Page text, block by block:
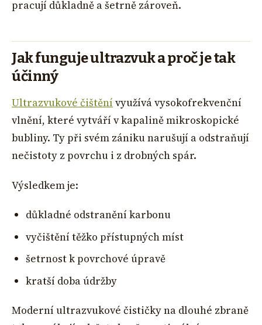
pracují důkladně a šetrně zároveň.
Jak funguje ultrazvuk a proč je tak
účinný
Ultrazvukové čištění využívá vysokofrekvenční
vlnění, které vytváří v kapalině mikroskopické
bubliny. Ty při svém zániku narušují a odstraňují
nečistoty z povrchu i z drobných spár.
Výsledkem je:
důkladné odstranění karbonu
vyčištění těžko přístupných míst
šetrnost k povrchové úpravě
kratší doba údržby
Moderní ultrazvukové čističky na dlouhé zbraně